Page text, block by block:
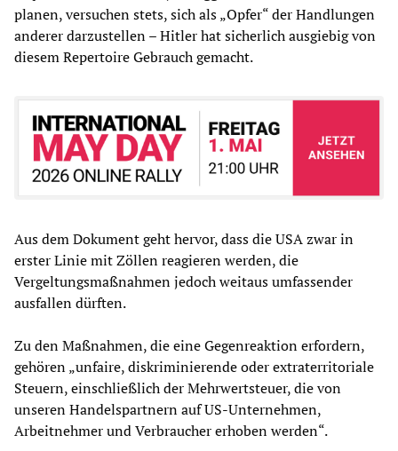
planen, versuchen stets, sich als „Opfer“ der Handlungen
anderer darzustellen – Hitler hat sicherlich ausgiebig von
diesem Repertoire Gebrauch gemacht.
Aus dem Dokument geht hervor, dass die USA zwar in
erster Linie mit Zöllen reagieren werden, die
Vergeltungsmaßnahmen jedoch weitaus umfassender
ausfallen dürften.
Zu den Maßnahmen, die eine Gegenreaktion erfordern,
gehören „unfaire, diskriminierende oder extraterritoriale
Steuern, einschließlich der Mehrwertsteuer, die von
unseren Handelspartnern auf US-Unternehmen,
Arbeitnehmer und Verbraucher erhoben werden“.